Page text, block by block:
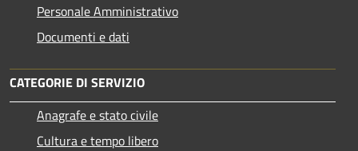
Personale Amministrativo
Documenti e dati
CATEGORIE DI SERVIZIO
Anagrafe e stato civile
Cultura e tempo libero